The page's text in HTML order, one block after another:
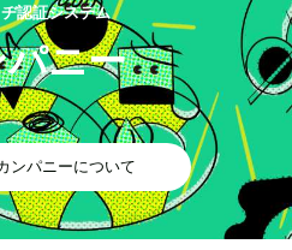
認証システム
ニー
ンパニーについて